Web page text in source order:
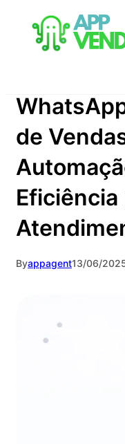
de
Eficiência
Byappagent13/06/